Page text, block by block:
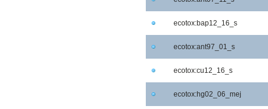
ecotox:bap12_16_s
ecotox:ant97_01_s
ecotox:cu12_16_s
ecotox:hg02_06_mej